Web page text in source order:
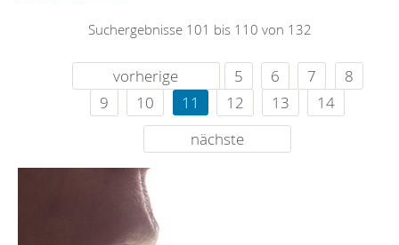
Suchergebnisse 101 bis 110 von 132
vorherige 5 6 7
8
9
10 11 12 13
14
nächste